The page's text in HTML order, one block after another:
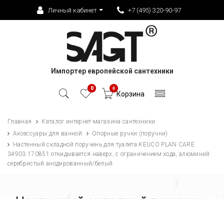
Личный кабинет +7 (495) 320-90-97
Импортер европейской сантехники
0 0
Корзина
Главная
Каталог интернет-магазина сантехники
Аксессуары для ванной
Опорные ручки (поручни)
Настенный складной поручень для туалета KEUCO PLAN CARE
34903 170851 откидывается наверх, с ограничением хода, алюминий
серебристый анодированный/белый